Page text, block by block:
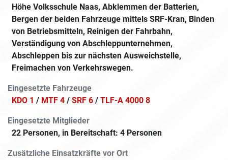
Höhe Volksschule Naas, Abklemmen der Batterien,
Bergen der beiden Fahrzeuge mittels SRF-Kran, Binden
von Betriebsmitteln, Reinigen der Fahrbahn,
Verständigung von Abschleppunternehmen,
Abschleppen bis zur nächsten Ausweichstelle,
Freimachen von Verkehrswegen.
Eingesetzte Fahrzeuge
KDO 1 / MTF 4 / SRF 6 / TLF-A 4000 8
Eingesetzte Mitglieder
22 Personen, in Bereitschaft: 4 Personen
Zusätzliche Einsatzkräfte vor Ort